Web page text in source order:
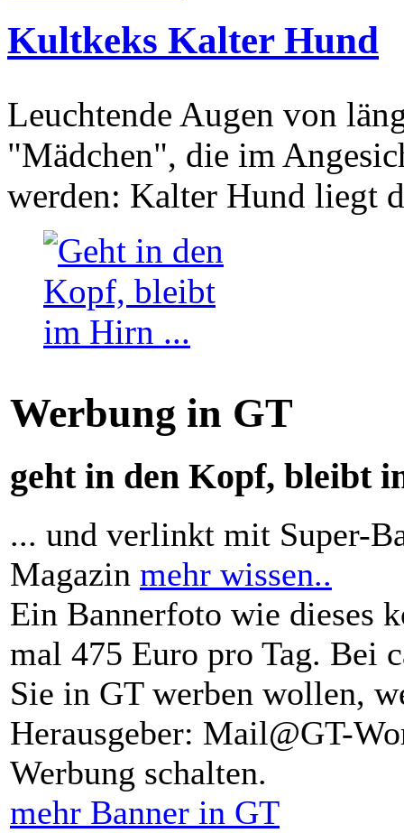
Kultkeks Kalter Hund
Leuchtende Augen von
"Mädchen", die im
werden: Kalter Hund liegt
Werbung in GT
geht in den Kopf, bleibt
... und verlinkt mit Super-
Magazin mehr wissen..
Ein Bannerfoto wie dieses
mal 475 Euro pro Tag. Bei
Sie in GT werben wollen,
Herausgeber: Mail@GT-
Werbung schalten.
mehr Banner in GT